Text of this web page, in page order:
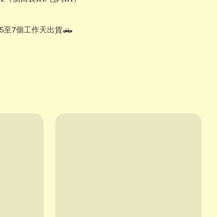
至7個工作天出貨🛻